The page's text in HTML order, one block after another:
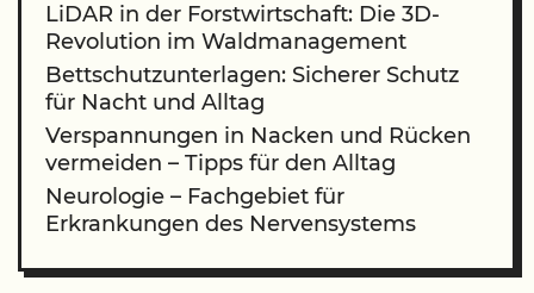
LiDAR in der Forstwirtschaft: Die 3D-
Revolution im Waldmanagement
Bettschutzunterlagen: Sicherer Schutz
für Nacht und Alltag
Verspannungen in Nacken und Rücken
vermeiden – Tipps für den Alltag
Neurologie – Fachgebiet für
Erkrankungen des Nervensystems